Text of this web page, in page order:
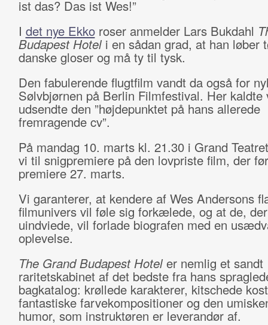
ist das? Das ist Wes!”
I det nye Ekkoroser anmelder Lars Bukdahl
Budapest Hoteli en sådan grad, at han løber
danske gloser og må ty til tysk.
Den fabulerende flugtfilm vandt da også for
Sølvbjørnen på Berlin Filmfestival. Her kaldte
udsendte den ”højdepunktet på hans allerede
fremragende cv”.
På mandag 10. marts kl. 21.30 i Grand
vi til snigpremiere på den lovpriste film, der
premiere 27. marts.
Vi garanterer, at kendere af Wes Andersons
filmunivers vil føle sig forkælede, og at de,
uindviede, vil forlade biografen med en
oplevelse.
The Grand Budapest Hoteler nemlig et sandt
raritetskabinet af det bedste fra hans
bagkatalog: krøllede karakterer, kitschede
fantastiske farvekompositioner og den
humor, som instruktøren er leverandør af.